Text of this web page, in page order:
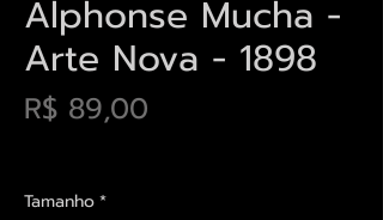
Alphonse Mucha -
Arte Nova - 1898
R$ 89,00
Tamanho*